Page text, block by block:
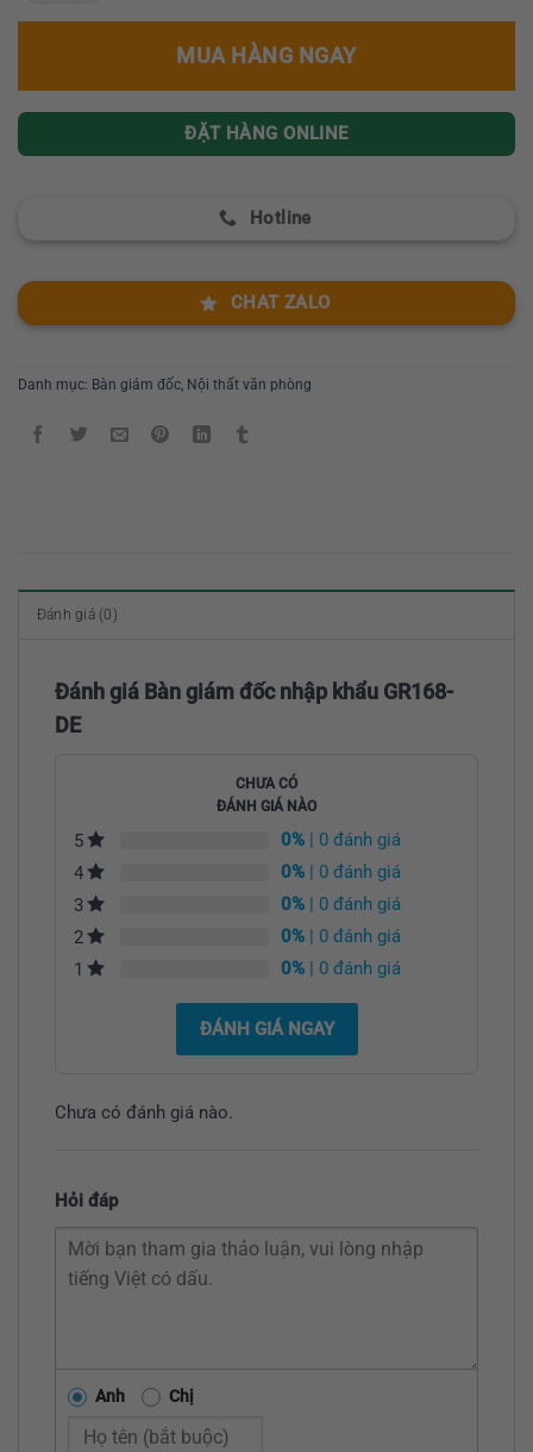
MUA HÀNG NGAY
ĐẶT HÀNG ONLINE
Hotline
CHAT ZALO
Danh mục: Bàn giám đốc Nội thất văn phòng
Đánh giá (0)
Đánh giá Bàn giám đốc nhập khẩu GR168-
DE
CHƯA CÓ
ĐÁNH GIÁ NÀO
5 0% | 0 đánh giá
4
0% | 0 đánh giá
3
0% | 0 đánh giá
2
0% | 0 đánh giá
1
0% | 0 đánh giá
ĐÁNH GIÁ NGAY
Chưa có đánh giá nào.
Hỏi đáp
Anh Chị